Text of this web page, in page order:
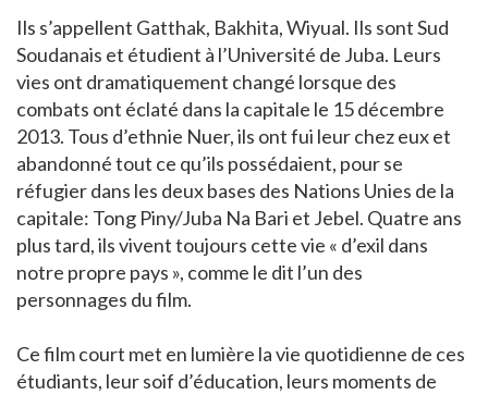
Ils s’appellent Gatthak, Bakhita, Wiyual. Ils sont Sud
Soudanais et étudient à l’Université de Juba. Leurs
vies ont dramatiquement changé lorsque des
combats ont éclaté dans la capitale le 15 décembre
2013. Tous d’ethnie Nuer, ils ont fui leur chez eux et
abandonné tout ce qu’ils possédaient, pour se
réfugier dans les deux bases des Nations Unies de la
capitale: Tong Piny/Juba Na Bari et Jebel. Quatre ans
plus tard, ils vivent toujours cette vie « d’exil dans
notre propre pays », comme le dit l’un des
personnages du film.
Ce film court met en lumière la vie quotidienne de ces
étudiants, leur soif d’éducation, leurs moments de